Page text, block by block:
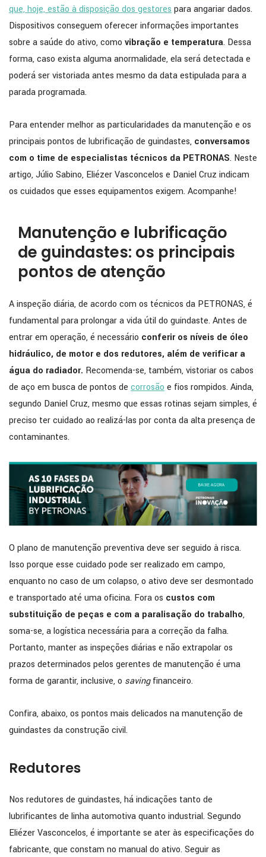
que, hoje, estão à disposição dos gestores para angariar dados.
Dispositivos conseguem oferecer informações importantes
sobre a saúde do ativo, como vibração e temperatura. Dessa
forma, caso exista alguma anormalidade, ela será detectada e
poderá ser vistoriada antes mesmo da data estipulada para a
parada programada.
Para entender melhor as particularidades da manutenção e os
principais pontos de lubrificação de guindastes, conversamos
com o time de especialistas técnicos da PETRONAS. Neste
artigo, Júlio Sabino, Eliézer Vasconcelos e Daniel Cruz indicam
os cuidados que esses equipamentos exigem. Acompanhe!
Manutenção e lubrificação
de guindastes: os principais
pontos de atenção
A inspeção diária, de acordo com os técnicos da PETRONAS, é
fundamental para prolongar a vida útil do guindaste. Antes de
entrar em operação, é necessário conferir os níveis de óleo
hidráulico, de motor e dos redutores, além de verificar a
água do radiador. Recomenda-se, também, vistoriar os cabos
de aço em busca de pontos de corrosão e fios rompidos. Ainda,
segundo Daniel Cruz, mesmo que essas rotinas sejam simples, é
preciso ter cuidado ao realizá-las por conta da alta presença de
contaminantes.
O plano de manutenção preventiva deve ser seguido à risca.
Isso porque esse cuidado pode ser realizado em campo,
enquanto no caso de um colapso, o ativo deve ser desmontado
e transportado até uma oficina. Fora os custos com
substituição de peças e com a paralisação do trabalho,
soma-se, a logística necessária para a correção da falha.
Portanto, manter as inspeções diárias e não extrapolar os
prazos determinados pelos gerentes de manutenção é uma
forma de garantir, inclusive, o savingfinanceiro.
Confira, abaixo, os pontos mais delicados na manutenção de
guindastes da construção civil.
Redutores
Nos redutores de guindastes, há indicações tanto de
lubrificantes de linha automotiva quanto industrial. Segundo
Eliézer Vasconcelos, é importante se ater às especificações do
fabricante, que constam no manual do ativo. Seguir as